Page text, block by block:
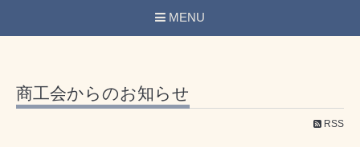
MENU
商工会からのお知らせ
RSS